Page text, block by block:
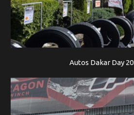
Autos Dakar Day